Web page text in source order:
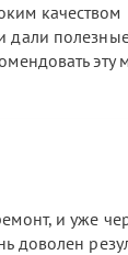
качеством
дали
эту
и уже
доволен